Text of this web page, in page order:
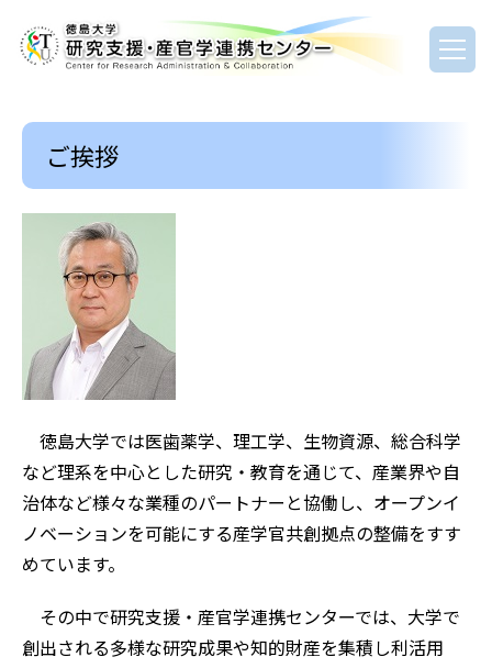
ご挨拶
徳島大学では医歯薬学、理工学、生物資源、総合科学
など理系を中心とした研究・教育を通じて、産業界や自
治体など様々な業種のパートナーと協働し、オープンイ
ノベーションを可能にする産学官共創拠点の整備をすす
めています。
その中で研究支援・産官学連携センターでは、大学で
創出される多様な研究成果や知的財産を集積し利活用